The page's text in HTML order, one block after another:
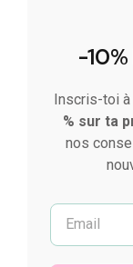
-
Inscris-toi
% sur ta
nos